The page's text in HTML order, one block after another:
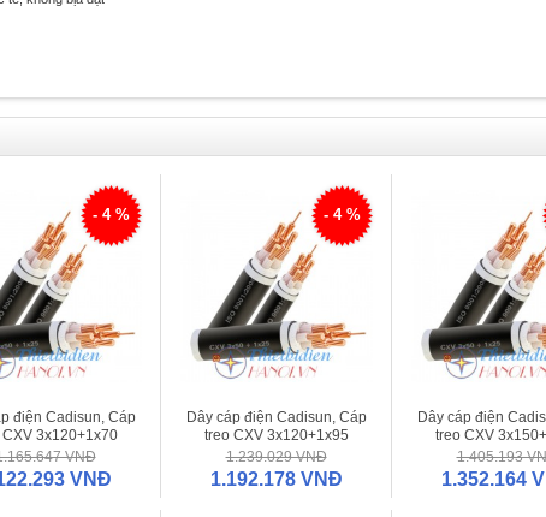
- 4 %
điện Cadisun, Cáp
3x120+1x70
VNĐ
VNĐ
- 4 %
Dây cáp điện Cadisun, Cáp
treo CXV 3x120+1x95
1.239.029 VNĐ
1.192.178 VNĐ
Dây cáp điện
treo CXV
1.405.193
1.352.164